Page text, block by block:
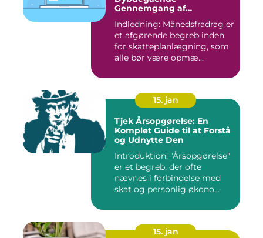
Gennemgang af
Indledning: Månedsfradrag er
et afgørende begreb inden
for skatteplanlægning, som
alle bør være opmæ...
15. jan
Tjek Årsopgørelse: En
Komplet Guide til at Forstå
og Udnytte Den
Introduktion: "Årsopgørelse"
er et begreb, der ofte
nævnes i forbindelse med
skat og personlig økono...
15. jan